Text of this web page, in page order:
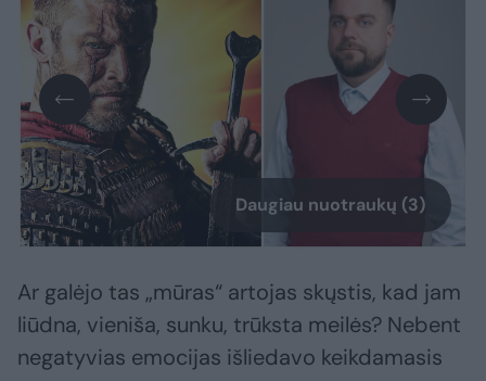
Daugiau nuotraukų (3)
Ar galėjo tas „mūras“ artojas skųstis, kad jam
liūdna, vieniša, sunku, trūksta meilės? Nebent
negatyvias emocijas išliedavo keikdamasis